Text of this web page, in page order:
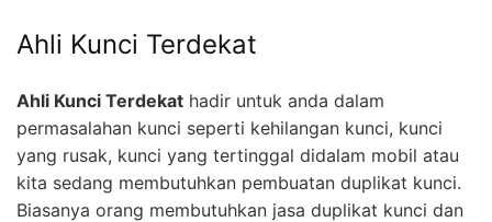
Ahli Kunci Terdekat
Ahli Kunci Terdekat hadir untuk anda dalam
permasalahan kunci seperti kehilangan kunci, kunci
yang rusak, kunci yang tertinggal didalam mobil atau
kita sedang membutuhkan pembuatan duplikat kunci.
Biasanya orang membutuhkan jasa duplikat kunci dan